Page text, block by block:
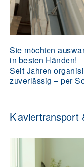
Sie möchten
in besten Händen!
Seit Jahren
zuverlässig – per
Klaviertransport